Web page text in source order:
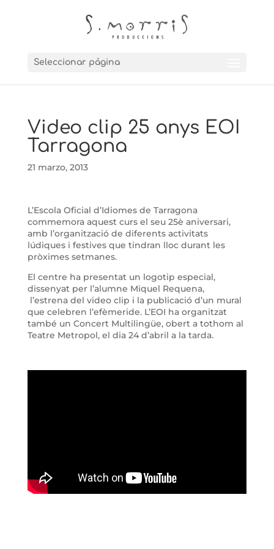
Seleccionar página
Video clip 25 anys EOI
Tarragona
21 marzo, 2013
L’Escola Oficial d’Idiomes de Tarragona
commemora aquest curs el seu 25è aniversari,
amb l’organització de diferents activitats
lúdiques i festives que tindran lloc durant les
pròximes setmanes.
El centre ha presentat un logotip especial,
dissenyat per l’alumne Miquel Requena,
l’estrena del video clip i la publicació d’un mural
que celebren l’efèmeride. L’EOI ha organitzat
també un Concert Multilingüe, obert a tothom al
Teatre Metropol, el dia 24 d’abril a la tarda.